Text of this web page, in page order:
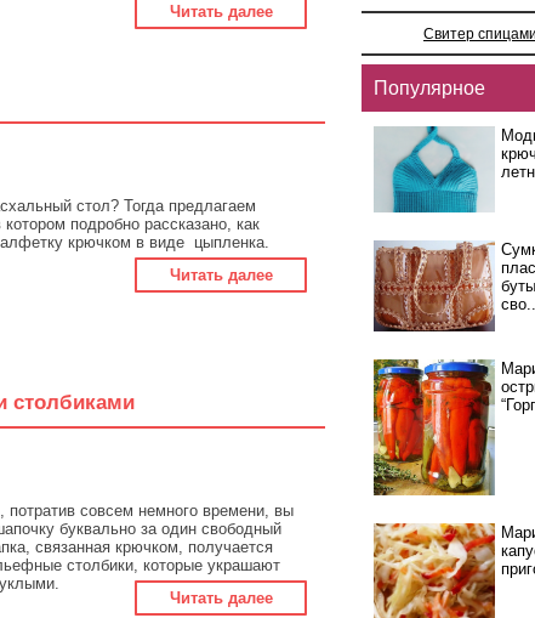
Читать далее
стол? Тогда предлагаем
подробно рассказано, как
крючком в виде цыпленка.
Читать далее
столбиками
совсем немного времени, вы
буквально за один свободный
связанная крючком, получается
столбики, которые украшают
Читать далее
Свитер
Популярное